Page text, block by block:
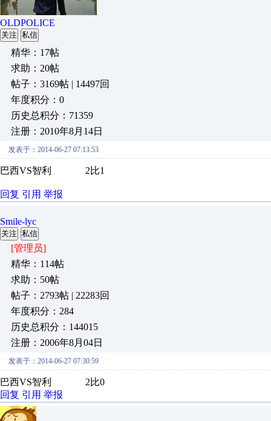
OLDPOLICE
关注 私信
精华：17帖
求助：20帖
帖子：3169帖 | 14497回
年度积分：0
历史总积分：71359
注册：2010年8月14日
发表于：2014-06-27 07:13:53
巴西VS智利 2比1
回复 引用 举报
Smile-lyc
关注 私信
[管理员]
精华：114帖
求助：50帖
帖子：2793帖 | 22283回
年度积分：284
历史总积分：144015
注册：2006年8月04日
发表于：2014-06-27 07:30:59
巴西VS智利 2比0
回复 引用 举报